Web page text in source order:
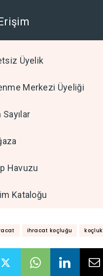
Üyelik
Merkezi Üyeliği
Sayılar
Havuzu
Kataloğu
ihracat koçluğu koçluk